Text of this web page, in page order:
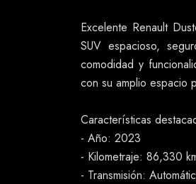
Excelente Renault
SUV espacioso,
comodidad y
con su amplio espacio
Características
- Año: 2023
- Kilometraje: 86,330
- Transmisión: